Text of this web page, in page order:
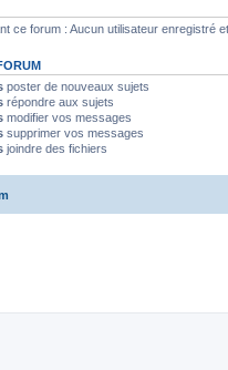
ce forum : Aucun utilisateur enregistré
poster de nouveaux sujets
répondre aux sujets
modifier vos messages
supprimer vos messages
joindre des fichiers